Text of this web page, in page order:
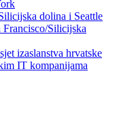
dolina i Seattle
Silicijska
izaslanstva hrvatske
IT kompanijama